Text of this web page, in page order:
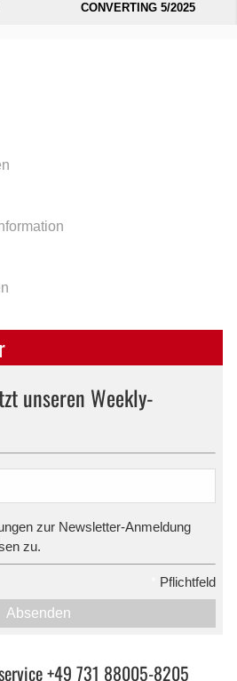
CONVERTING 5/2025
unseren Weekly-
zur Newsletter-Anmeldung
zu.
Pflichtfeld
Absenden
+49 731 88005-8205